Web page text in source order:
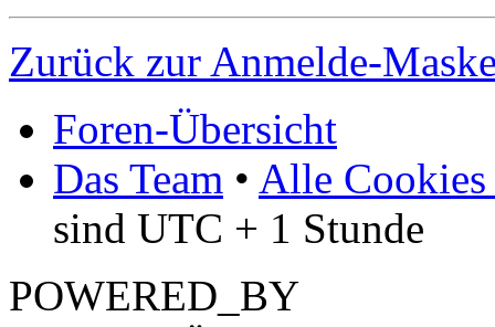
Zurück zur Anmelde-
Foren-Übersicht
Das Team • Alle Cookies
sind UTC + 1 Stunde
POWERED_BY